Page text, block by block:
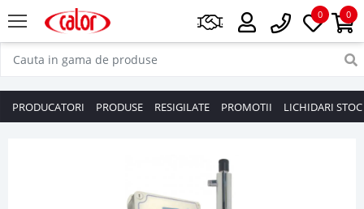
0
0
PRODUCATORI PRODUSE RESIGILATE PROMOTII LICHIDARI STOC